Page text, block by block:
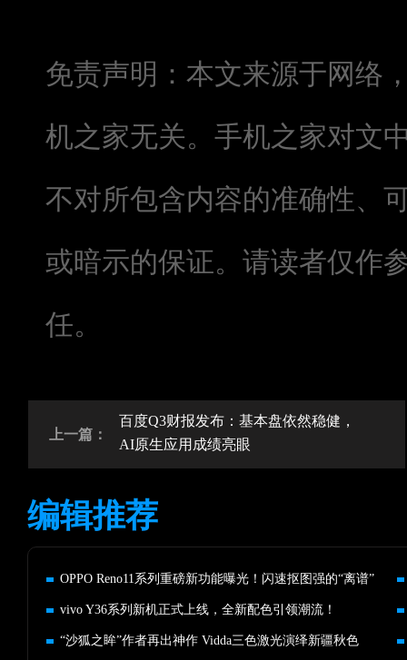
免责声明：本文来源于网络
机之家无关。手机之家对文
不对所包含内容的准确性、
或暗示的保证。请读者仅作
任。
上一篇：
百度Q3财报发布：基本盘依然稳健，
AI原生应用成绩亮眼
编辑推荐
OPPO Reno11系列重磅新功能曝光！闪速抠图强的“离谱”
vivo Y36系列新机正式上线，全新配色引领潮流！
“沙狐之眸”作者再出神作 Vidda三色激光演绎新疆秋色